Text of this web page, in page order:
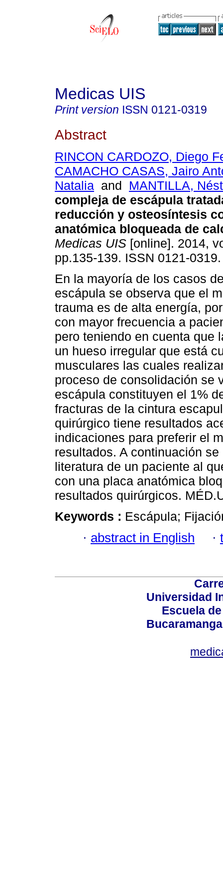
Medicas UIS
Print version ISSN 0121-0319
Abstract
RINCON CARDOZO, Diego
CAMACHO CASAS, Jairo
Natalia and MANTILLA,
compleja de escápula
reducción y osteosíntesis
anatómica bloqueada de
Medicas UIS [online]. 2014,
pp.135-139. ISSN 0121-0319.
En la mayoría de los casos
escápula se observa que el
trauma es de alta energía,
con mayor frecuencia a
pero teniendo en cuenta que
un hueso irregular que está
musculares las cuales
proceso de consolidación se
escápula constituyen el 1%
fracturas de la cintura
quirúrgico tiene resultados
indicaciones para preferir el
resultados. A continuación
literatura de un paciente al
con una placa anatómica
resultados quirúrgicos.
Keywords : Escápula;
· abstract in English ·
Universidad
Escuela